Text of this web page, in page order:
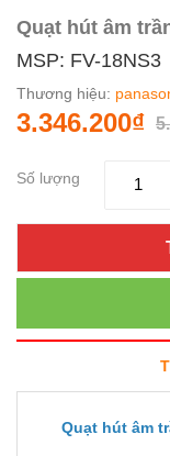
Quạt hút âm
MSP: FV-18NS3
Thương hiệu:
3.346.200₫
Số lượng
Quạt hút âm